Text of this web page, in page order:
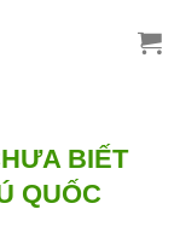
BIẾT
QUỐC